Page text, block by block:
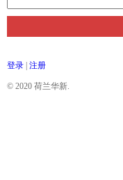
登录 注册
© 2020 荷兰华新.